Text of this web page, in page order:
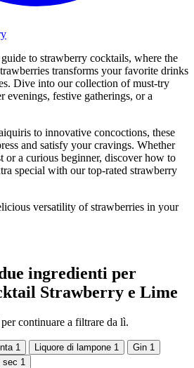
to strawberry cocktails, where the
transforms your favorite drinks
Dive into our collection of must-try
evenings, festive gatherings, or a
to innovative concoctions, these
and satisfy your cravings. Whether
or a curious beginner, discover how to
special with our top-rated strawberry
versatility of strawberries in your
ingredienti per
Strawberry e Lime
continuare a filtrare da lì.
1 Liquore di lampone 1 Gin 1
sec 1